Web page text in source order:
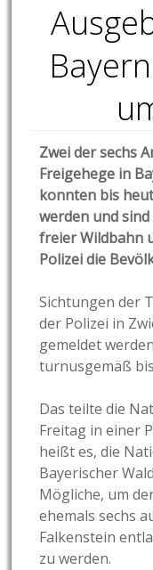
Zwei der sechs
Freigehege in
konnten bis
werden und
freier Wildbahn
Polizei die
Sichtungen der
der Polizei in
gemeldet
turnusgemäß
Das teilte die
Freitag in einer
heißt es, die
Bayerischer
Mögliche, um
ehemals sechs
Falkenstein
zu werden.